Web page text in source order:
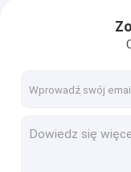
Pudełko z
pokrywa i